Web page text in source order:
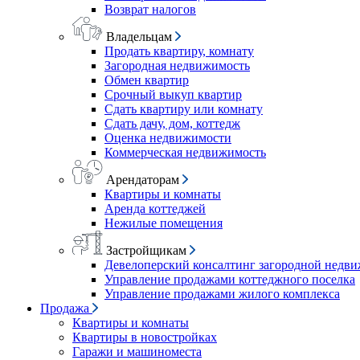
Возврат налогов
Владельцам
Продать квартиру, комнату
Загородная недвижимость
Обмен квартир
Срочный выкуп квартир
Сдать квартиру или комнату
Сдать дачу, дом, коттедж
Оценка недвижимости
Коммерческая недвижимость
Арендаторам
Квартиры и комнаты
Аренда коттеджей
Нежилые помещения
Застройщикам
Девелоперский консалтинг загородной
Управление продажами коттеджного поселка
Управление продажами жилого комплекса
Продажа
Квартиры и комнаты
Квартиры в новостройках
Гаражи и машиноместа